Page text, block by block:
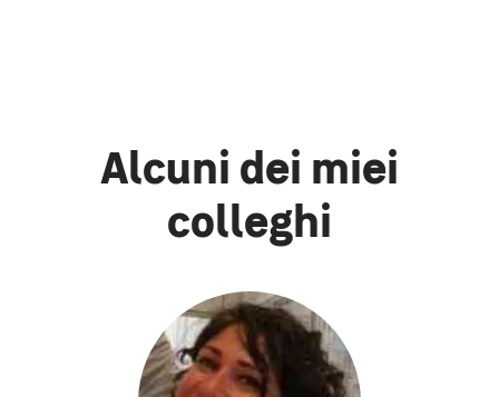
Alcuni dei miei
colleghi